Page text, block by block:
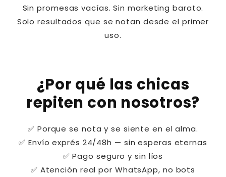
Sin promesas vacías. Sin marketing barato.
Solo resultados que se notan desde el primer
uso.
¿Por qué las chicas
repiten con nosotros?
✅ Porque se nota y se siente en el alma.
✅ Envío exprés 24/48h — sin esperas eternas
✅ Pago seguro y sin líos
✅ Atención real por WhatsApp, no bots